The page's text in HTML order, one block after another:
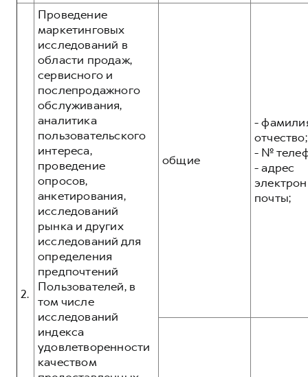
2.
Проведение
маркетинговых
исследований в
области продаж,
сервисного и
послепродажного
обслуживания,
аналитика
пользовательского
интереса,
проведение
опросов,
анкетирования,
исследований
рынка и других
исследований для
определения
предпочтений
Пользователей, в
том числе
исследований
индекса
удовлетворенности
качеством
общие
-
отчество;
- №
- адрес
почты;